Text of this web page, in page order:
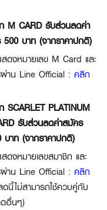
M CARD รับส่วนลดค่า
บาท (จากราคาปกติ)
สดงหมายเลข M Card และ
าน Line Official : คลิก
SCARLET PLATINUM
รับส่วนลดค่าสมัคร
บาท (จากราคาปกติ)
สดงหมายเลขสมาชิก และ
าน Line Official : คลิก
นี้ไม่สามารถใช้ควบคู่กับ
อื่นๆ)